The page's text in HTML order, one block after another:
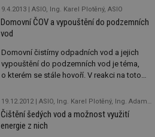
odpadních vod (rekreační objekty, chalupy,
letní tábory), při kolísaní koncentrace a
množství odpadních vod a při přítoku
zředěných odpadních vod, např. z jednotné
kanalizace.
9.4.2013 ASIO, Ing. Karel Plotěný, ASIO
Domovní ČOV a vypouštění do podzemních
vod
Domovní čistírny odpadních vod a jejich
vypouštění do podzemních vod je téma,
o kterém se stále hovoří. V reakci na toto
i neanonymní firemní názor. Probereme, na
co je třeba při výběru domovní ČOV určené
k vypouštění do podzemních vod klást
důraz.
19.12.2012 ASIO, Ing. Karel Plotěný, Ing. Adam Bartoník, ASIO
Čištění šedých vod a možnost využití
energie z nich